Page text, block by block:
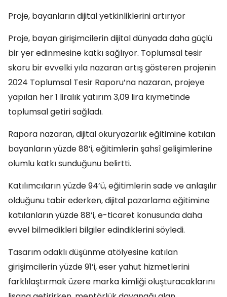
Proje, bayanların dijital yetkinliklerini artırıyor
Proje, bayan girişimcilerin dijital dünyada daha güçlü
bir yer edinmesine katkı sağlıyor. Toplumsal tesir
skoru bir evvelki yıla nazaran artış gösteren projenin
2024 Toplumsal Tesir Raporu’na nazaran, projeye
yapılan her 1 liralık yatırım 3,09 lira kıymetinde
toplumsal getiri sağladı.
Rapora nazaran, dijital okuryazarlık eğitimine katılan
bayanların yüzde 88’i, eğitimlerin şahsî gelişimlerine
olumlu katkı sunduğunu belirtti.
Katılımcıların yüzde 94’ü, eğitimlerin sade ve anlaşılır
olduğunu tabir ederken, dijital pazarlama eğitimine
katılanların yüzde 88’i, e-ticaret konusunda daha
evvel bilmedikleri bilgiler edindiklerini söyledi.
Tasarım odaklı düşünme atölyesine katılan
girişimcilerin yüzde 91’i, eser yahut hizmetlerini
farklılaştırmak üzere marka kimliği oluşturacaklarını